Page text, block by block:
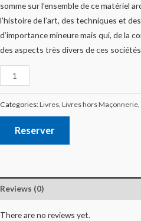
somme sur l’ensemble de ce matériel
l’histoire de l’art, des techniques et
d’importance mineure mais qui, de la
des aspects très divers de ces
Categories:Livres Livres hors Maçonnerie
Reserver
Reviews (0)
There are no reviews yet.